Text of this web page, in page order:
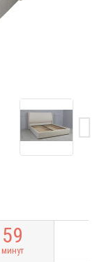
59
минут